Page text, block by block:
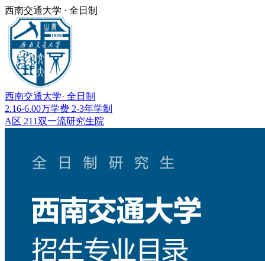
西南交通大学 · 全日制
西南交通大学· 全日制
2.16-6.00万学费 2-3年学制
A区 211双一流研究生院